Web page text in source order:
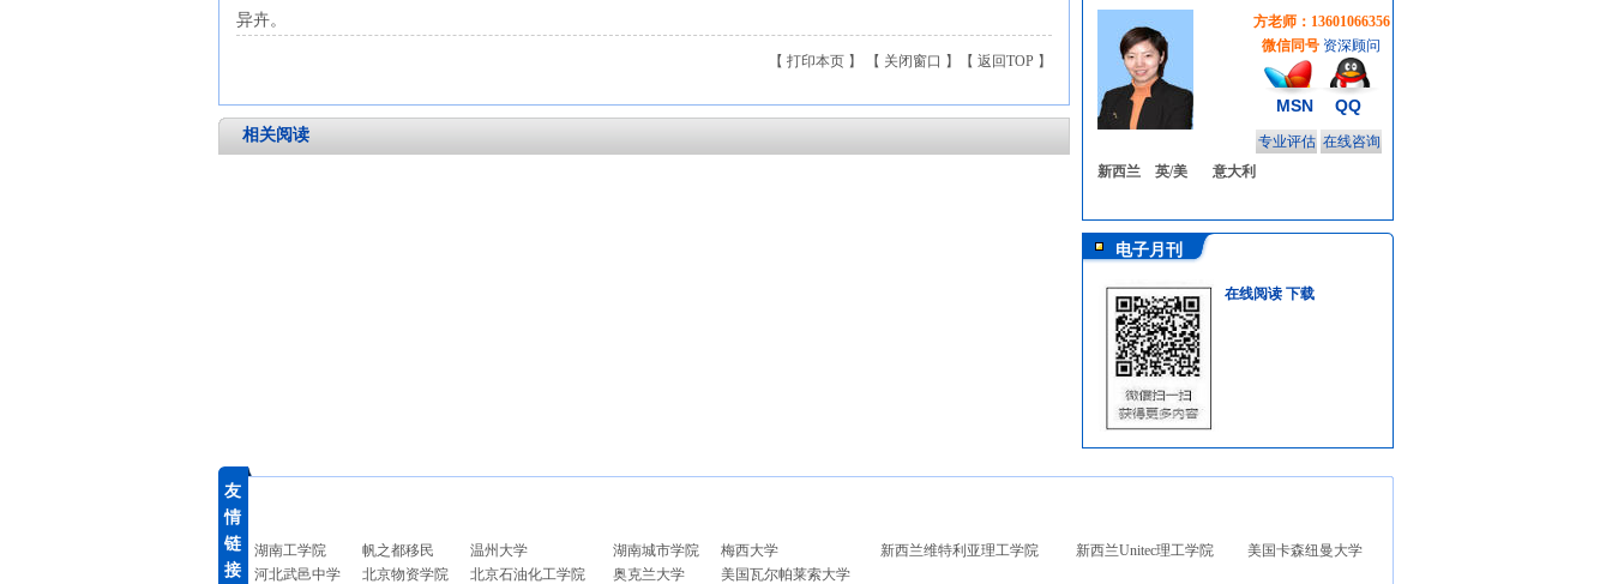
异卉。
【 打印本页 】 【 关闭窗口 】【 返回TOP 】
相关阅读
方老师：13601066356
微信同号 资深顾问
MSN QQ
专业评估 在线咨询
新西兰
英/美 意大利
电子月刊
在线阅读 下载
友
情
链
接
湖南工学院 帆之都移民 温州大学 湖南城市学院 梅西大学 新西兰维特利亚理工学院 新西兰Unitec理工学院
美国卡森纽曼大学
河北武邑中学
北京物资学院 北京石油化工学院 奥克兰大学 美国瓦尔帕莱索大学